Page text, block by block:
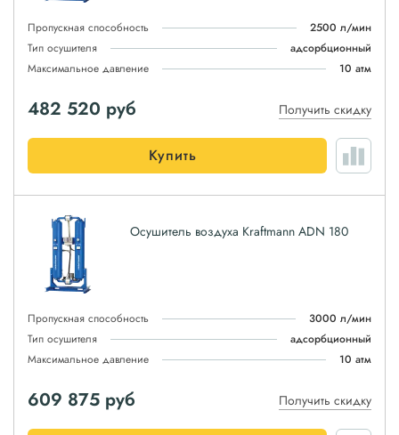
Пропускная способность
2500 л/мин
Тип осушителя
адсорбционный
Максимальное давление
10 атм
482 520 руб Получить скидку
Купить
Осушитель воздуха Kraftmann ADN 180
Пропускная способность
3000 л/мин
Тип осушителя
адсорбционный
Максимальное давление
10 атм
609 875 руб Получить скидку